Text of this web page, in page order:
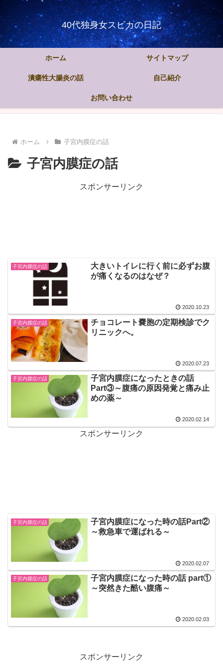
40代独身女スピカの日記
ホーム サイトマップ
潰瘍性大腸炎の話 自己紹介
お問い合わせ
ホーム 子宮内膜症の話
子宮内膜症の話
スポンサーリンク
子宮内膜症の話
大きいトイレに行く前に必ずお腹
が痛くなるのはなぜ？
2020.10.23
子宮内膜症の話
チョコレート嚢胞の定期検診でク
リニックへ。
2020.07.23
子宮内膜症の話
子宮内膜症になったときの話
Part③～腹痛の原因発覚と痛み止
めの薬～
2020.02.14
スポンサーリンク
子宮内膜症の話
子宮内膜症になった時の話Part②
～救急車で運ばれる～
2020.02.07
子宮内膜症の話
子宮内膜症になった時の話 part①
～突然きた酷い腹痛～
2020.02.03
スポンサーリンク